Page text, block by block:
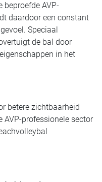
beproefde AVP-
daardoor een constant
Speciaal
de bal door
in het
betere zichtbaarheid
AVP-professionele sector